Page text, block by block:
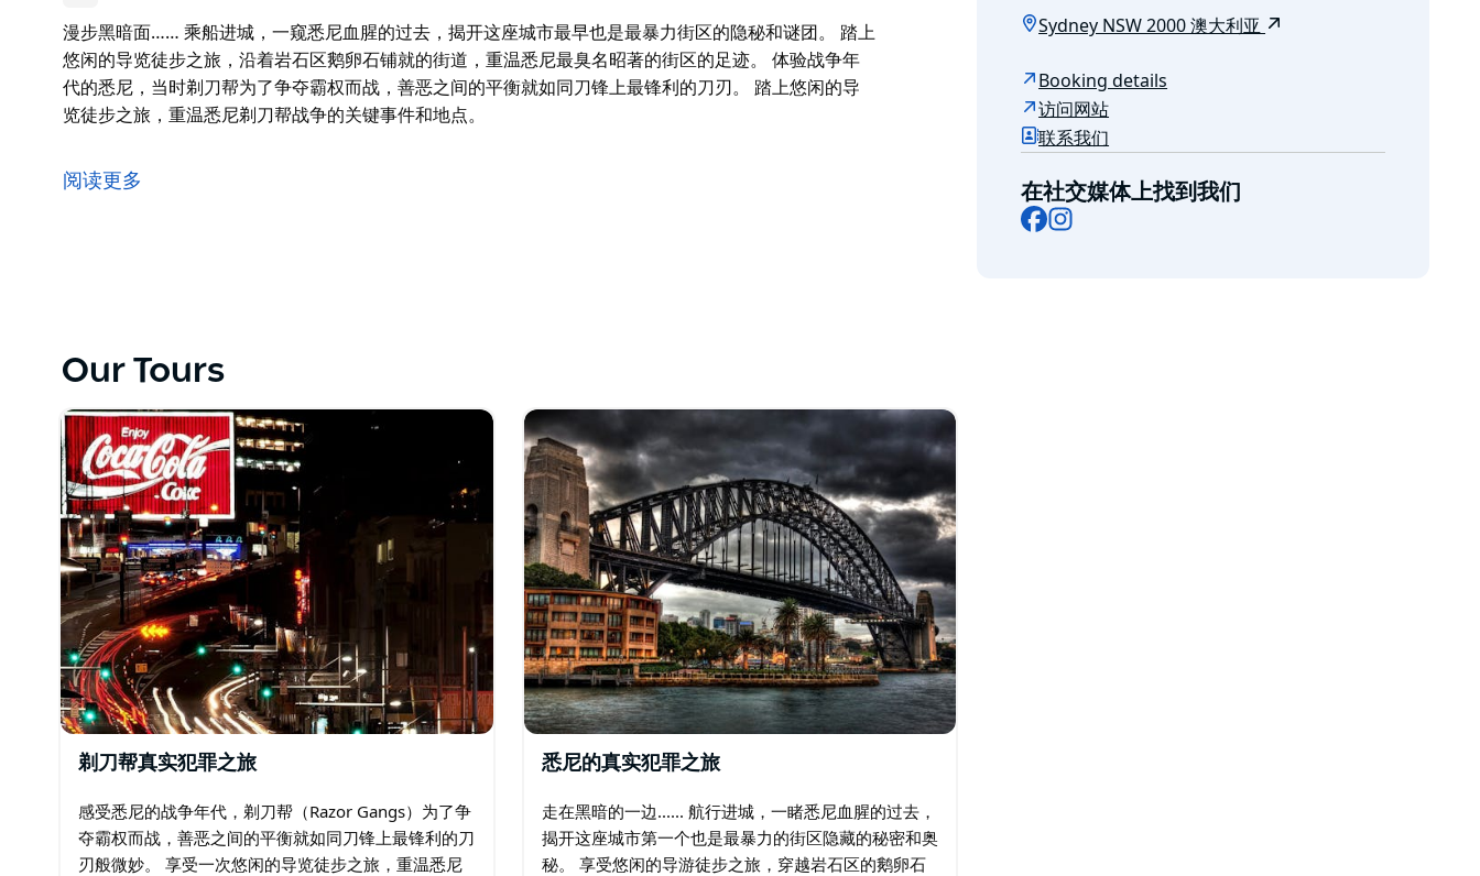
漫步黑暗面…… 乘船进城，一窥悉尼血腥的过去，揭开这座城市最早也是最暴力街区的隐秘和谜团。 踏上
悠闲的导览徒步之旅，沿着岩石区鹅卵石铺就的街道，重温悉尼最臭名昭著的街区的足迹。 体验战争年
代的悉尼，当时剃刀帮为了争夺霸权而战，善恶之间的平衡就如同刀锋上最锋利的刀刃。 踏上悠闲的导
览徒步之旅，重温悉尼剃刀帮战争的关键事件和地点。
乘船进城，一窥悉尼血腥的过去，揭开这座城市最早也是最暴力街区的隐秘和谜团。
阅读更多
Sydney NSW 2000 澳大利亚
Booking details
访问网站
联系我们
在社交媒体上找到我们
Facebook
Our Tours
剃刀帮真实犯罪之旅
感受悉尼的战争年代，剃刀帮（Razor Gangs）为了争
夺霸权而战，善恶之间的平衡就如同刀锋上最锋利的刀
刃般微妙。 享受一次悠闲的导览徒步之旅，重温悉尼
悉尼的真实犯罪之旅
走在黑暗的一边...... 航行进城，一睹悉尼血腥的过去，
揭开这座城市第一个也是最暴力的街区隐藏的秘密和奥
秘。 享受悠闲的导游徒步之旅，穿越岩石区的鹅卵石